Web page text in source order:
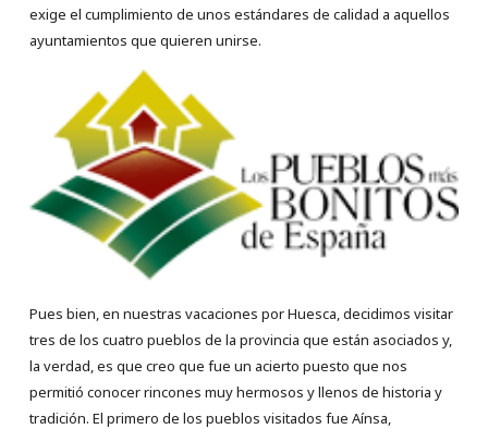
exige el cumplimiento de unos estándares de calidad a aquellos
ayuntamientos que quieren unirse.
Pues bien, en nuestras vacaciones por Huesca, decidimos visitar
tres de los cuatro pueblos de la provincia que están asociados y,
la verdad, es que creo que fue un acierto puesto que nos
permitió conocer rincones muy hermosos y llenos de historia y
tradición. El primero de los pueblos visitados fue Aínsa,